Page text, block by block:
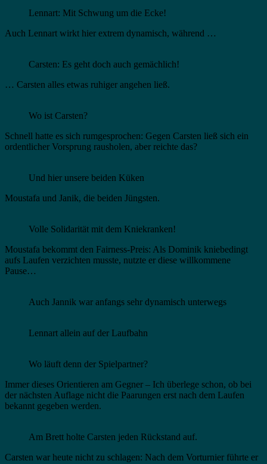
Lennart: Mit Schwung um die Ecke!
Auch Lennart wirkt hier extrem dynamisch, während …
Carsten: Es geht doch auch gemächlich!
… Carsten alles etwas ruhiger angehen ließ.
Wo ist Carsten?
Schnell hatte es sich rumgesprochen: Gegen Carsten ließ sich ein
ordentlicher Vorsprung rausholen, aber reichte das?
Und hier unsere beiden Küken
Moustafa und Janik, die beiden Jüngsten.
Volle Solidarität mit dem Kniekranken!
Moustafa bekommt den Fairness-Preis: Als Dominik kniebedingt
aufs Laufen verzichten musste, nutzte er diese willkommene
Pause…
Auch Jannik war anfangs sehr dynamisch unterwegs
Lennart allein auf der Laufbahn
Wo läuft denn der Spielpartner?
Immer dieses Orientieren am Gegner – Ich überlege schon, ob bei
der nächsten Auflage nicht die Paarungen erst nach dem Laufen
bekannt gegeben werden.
Am Brett holte Carsten jeden Rückstand auf.
Carsten war heute nicht zu schlagen: Nach dem Vorturnier führte er